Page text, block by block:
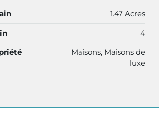
1.47 Acres
4
Maisons, Maisons de
luxe